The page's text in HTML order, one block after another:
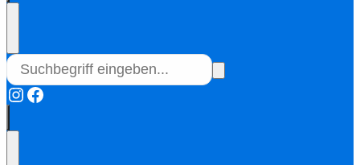
Instagram
Facebook